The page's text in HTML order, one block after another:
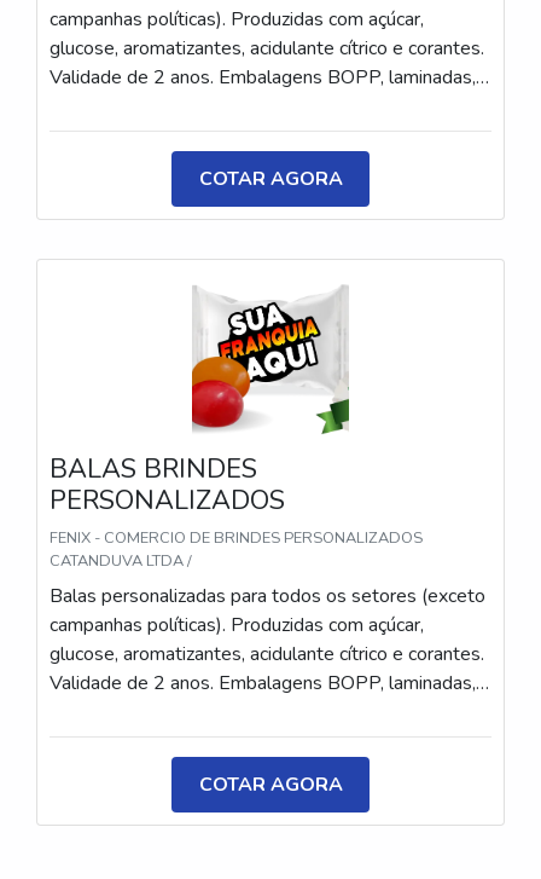
campanhas políticas). Produzidas com açúcar,
glucose, aromatizantes, acidulante cítrico e corantes.
Validade de 2 anos. Embalagens BOPP, laminadas,
ou P&B em alta qualidade, tinta atóxica. Medida: 5 ×
3,5 cm. Sabores variados (frutas, café, menta etc.) e
diferentes tipos (balas, gomas, chicletes, recheadas
e pastilhas). Produto sem glúten.
COTAR AGORA
BALAS BRINDES
PERSONALIZADOS
FENIX - COMERCIO DE BRINDES PERSONALIZADOS
CATANDUVA LTDA /
Balas personalizadas para todos os setores (exceto
campanhas políticas). Produzidas com açúcar,
glucose, aromatizantes, acidulante cítrico e corantes.
Validade de 2 anos. Embalagens BOPP, laminadas,
ou P&B em alta qualidade, tinta atóxica. Medida: 5 ×
3,5 cm. Sabores variados (frutas, café, menta etc.) e
diferentes tipos (balas, gomas, chicletes, recheadas
e pastilhas). Produto sem glúten.
COTAR AGORA